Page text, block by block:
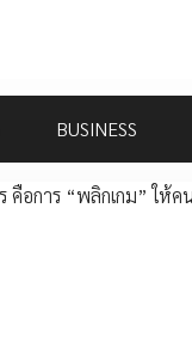
BUSINESS